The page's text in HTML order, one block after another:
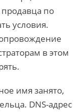
по
условия.
в этом
имя занято,
DNS-адрес